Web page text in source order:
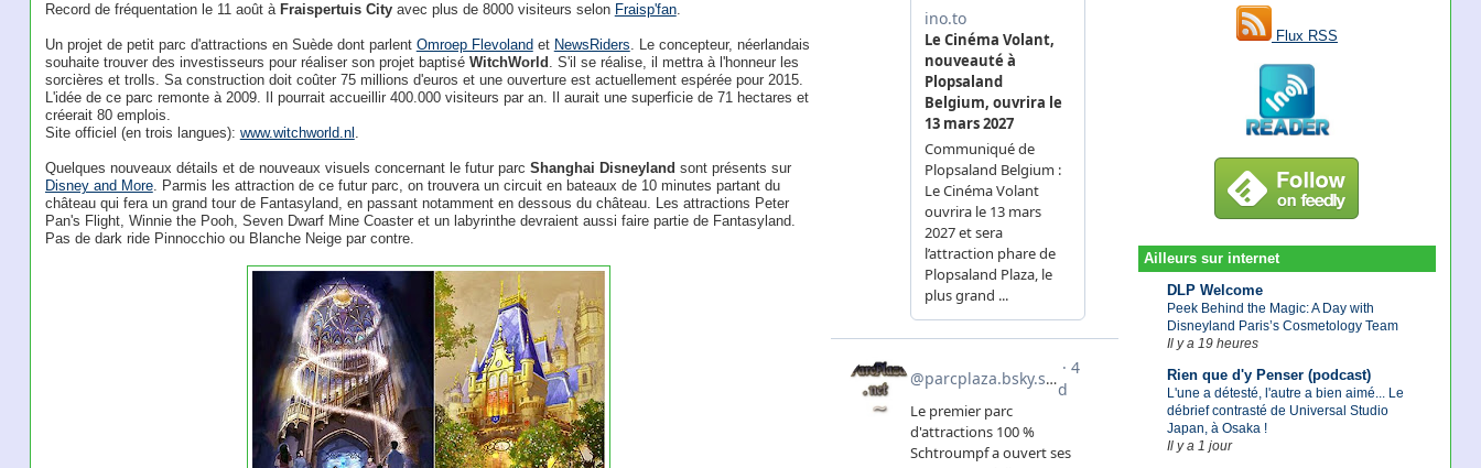
Flux RSS
Ailleurs sur internet
DLP Welcome
Peek Behind the Magic: A Day with
Disneyland Paris’s Cosmetology Team
Il y a 19 heures
Rien que d'y Penser (podcast)
L'une a détesté, l'autre a bien aimé... Le
débrief contrasté de Universal Studio
Japan, à Osaka !
Il y a 1 jour
Record de fréquentation le 11 août à Fraispertuis Cityavec plus de 8000 visiteurs selon Fraisp'fan.
Un projet de petit parc d'attractions en Suède dont parlent Omroep Flevoland et NewsRiders. Le concepteur, néerlandais
souhaite trouver des investisseurs pour réaliser son projet baptisé WitchWorld . S'il se réalise, il mettra à l'honneur les
sorcières et trolls. Sa construction doit coûter 75 millions d'euros et une ouverture est actuellement espérée pour 2015.
L'idée de ce parc remonte à 2009. Il pourrait accueillir 400.000 visiteurs par an. Il aurait une superficie de 71 hectares et
créerait 80 emplois.
Site officiel (en trois langues): www.witchworld.nl .
Quelques nouveaux détails et de nouveaux visuels concernant le futur parc Shanghai Disneyland sont présents sur
Disney and More. Parmis les attraction de ce futur parc, on trouvera un circuit en bateaux de 10 minutes partant du
château qui fera un grand tour de Fantasyland, en passant notamment en dessous du château. Les attractions Peter
Pan's Flight, Winnie the Pooh, Seven Dwarf Mine Coaster et un labyrinthe devraient aussi faire partie de Fantasyland.
Pas de dark ride Pinnocchio ou Blanche Neige par contre.